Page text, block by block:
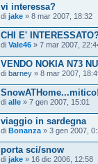
vi interessa?
di jake » 8 mar 2007, 18:32
CHI E'
di Vale46 » 7 mar 2007,
VENDO NOKIA N73
di barney » 8 mar 2007,
SnowATHome...mitico!
di alle » 7 gen 2007, 15:01
viaggio in sardegna
di Bonanza » 3 gen 2007,
porta sci/snow
di jake » 16 dic 2006, 12:58